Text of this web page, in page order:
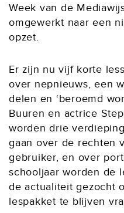
Week van de
omgewerkt naar een
opzet.
Er zijn nu vijf korte
over nepnieuws, een
delen en ‘beroemd
Buuren en actrice
worden drie
gaan over de rechten
gebruiker, en over
schooljaar worden de
de actualiteit gezocht
lespakket te blijven